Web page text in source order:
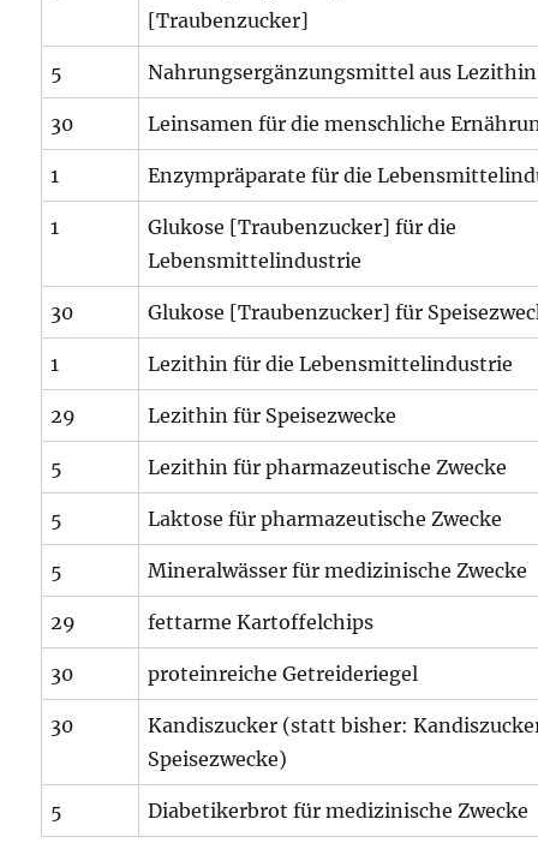
[Traubenzucker]
5 Nahrungsergänzungsmittel aus Lezithin
30 Leinsamen für die menschliche
1 Enzympräparate für die
1
Glukose [Traubenzucker] für die
Lebensmittelindustrie
30 Glukose [Traubenzucker] für
1 Lezithin für die Lebensmittelindustrie
29 Lezithin für Speisezwecke
5 Lezithin für pharmazeutische Zwecke
5 Laktose für pharmazeutische Zwecke
5 Mineralwässer für medizinische Zwecke
29 fettarme Kartoffelchips
30 proteinreiche Getreideriegel
30
Kandiszucker (statt bisher:
Speisezwecke)
5 Diabetikerbrot für medizinische Zwecke